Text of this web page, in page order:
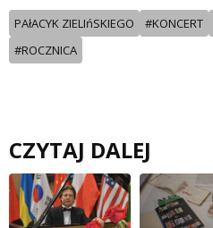
PAłACYK ZIELIńSKIEGO #KONCERT
#ROCZNICA
CZYTAJ DALEJ